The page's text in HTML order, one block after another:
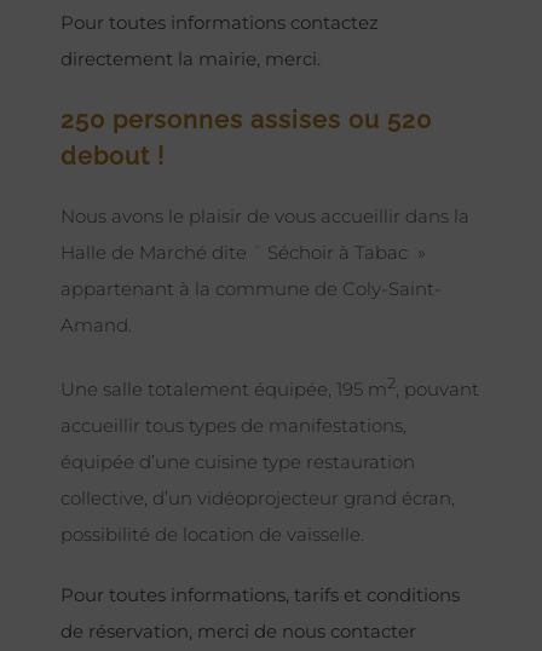
Pour toutes informations contactez
directement la mairie, merci.
250 personnes assises ou 520
debout !
Nous avons le plaisir de vous accueillir dans la
Halle de Marché dite ¨ Séchoir à Tabac »
appartenant à la commune de Coly-Saint-
Amand.
Une salle totalement équipée, 195 m2 , pouvant
accueillir tous types de manifestations,
équipée d’une cuisine type restauration
collective, d’un vidéoprojecteur grand écran,
possibilité de location de vaisselle.
Pour toutes informations, tarifs et conditions
de réservation, merci de nous contacter